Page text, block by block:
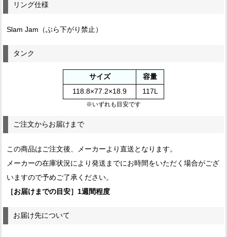
リング仕様
Slam Jam（ぶら下がり禁止）
タンク
サイズ
容量
118.8×77.2×18.9
117L
※いずれも目安です
ご注文からお届けまで
この商品はご注文後、メーカーより直送となります。
メーカーの在庫状況により発送までにお時間をいただく場合がござ
いますので予めご了承ください。
［お届けまでの目安］1週間程度
お届け先について